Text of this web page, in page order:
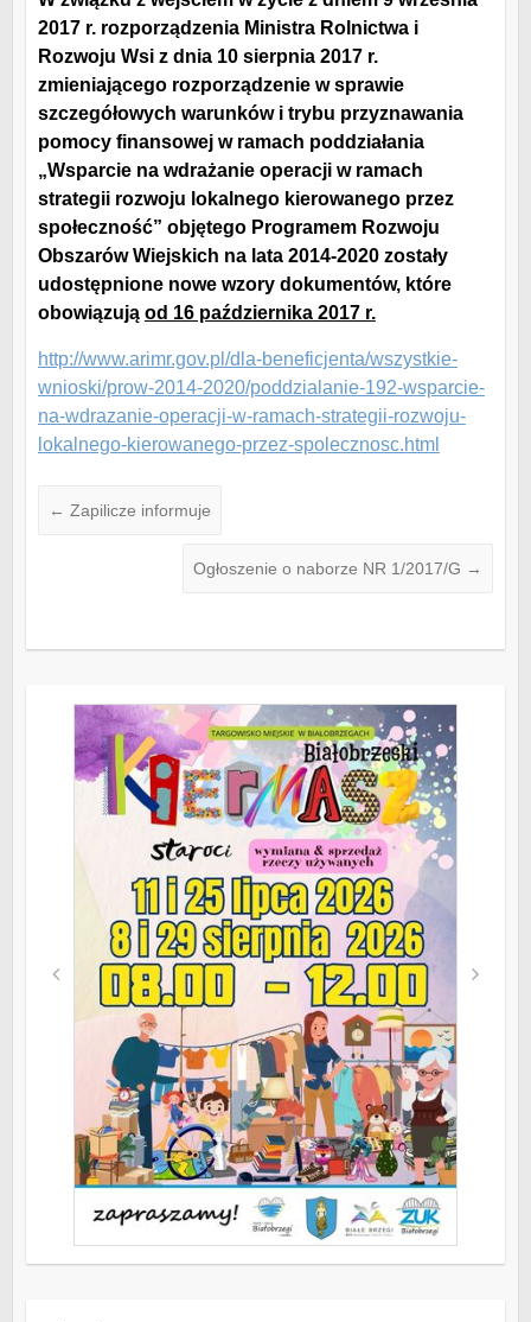
2017 r. rozporządzenia Ministra Rolnictwa i
Rozwoju Wsi z dnia 10 sierpnia 2017 r.
zmieniającego rozporządzenie w sprawie
szczegółowych warunków i trybu przyznawania
pomocy finansowej w ramach poddziałania
„Wsparcie na wdrażanie operacji w ramach
strategii rozwoju lokalnego kierowanego przez
społeczność” objętego Programem Rozwoju
Obszarów Wiejskich na lata 2014-2020 zostały
udostępnione nowe wzory dokumentów, które
obowiązują od 16 października 2017 r.
http://www.arimr.gov.pl/dla-beneficjenta/wszystkie-
wnioski/prow-2014-2020/poddzialanie-192-wsparcie-
na-wdrazanie-operacji-w-ramach-strategii-rozwoju-
lokalnego-kierowanego-przez-spolecznosc.html
← Zapilicze informuje
Ogłoszenie o naborze NR 1/2017/G →